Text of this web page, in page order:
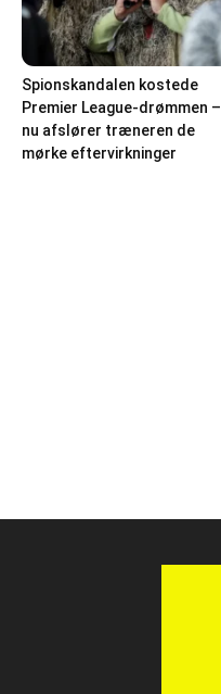
Spionskandalen kostede
Premier League-drømmen –
nu afslører træneren de
mørke eftervirkninger